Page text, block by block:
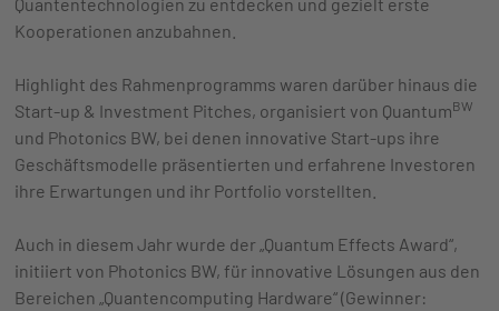
Kooperationen anzubahnen.
Highlight des Rahmenprogramms waren darüber hinaus die
Start-up & Investment Pitches, organisiert von QuantumBW
und Photonics BW, bei denen innovative Start-ups ihre
Geschäftsmodelle präsentierten und erfahrene Investoren
ihre Erwartungen und ihr Portfolio vorstellten.
Auch in diesem Jahr wurde der „Quantum Effects Award“,
initiiert von Photonics BW, für innovative Lösungen aus den
Bereichen „Quantencomputing Hardware“ (Gewinner: